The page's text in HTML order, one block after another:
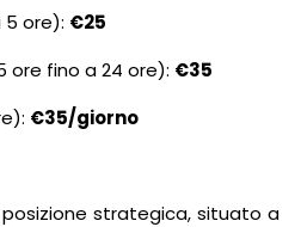
5 ore): €25
ore fino a 24 ore): €35
€35/giorno
strategica, situato a